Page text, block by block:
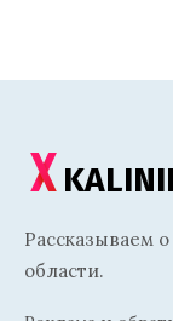
Рассказываем
области.